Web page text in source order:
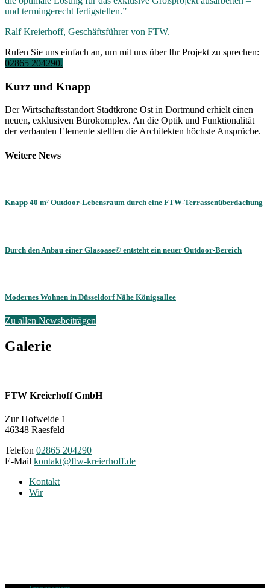
und termingerecht fertigstellen.”
Ralf Kreierhoff, Geschäftsführer von FTW.
Rufen Sie uns einfach an, um mit uns über Ihr Projekt zu sprechen:
02865 204290.
Kurz und Knapp
Der Wirtschaftsstandort Stadtkrone Ost in Dortmund erhielt einen
neuen, exklusiven Bürokomplex. An die Optik und Funktionalität
der verbauten Elemente stellten die Architekten höchste Ansprüche.
Weitere News
Knapp 40 m² Outdoor-Lebensraum durch eine FTW-Terrassenüberdachung
Durch den Anbau einer Glasoase© entsteht ein neuer Outdoor-Bereich
Modernes Wohnen in Düsseldorf Nähe Königsallee
Zu allen Newsbeiträgen
Galerie
FTW Kreierhoff GmbH
Zur Hofweide 1
46348 Raesfeld
Telefon 02865 204290
E-Mail kontakt@ftw-kreierhoff.de
Kontakt
Wir